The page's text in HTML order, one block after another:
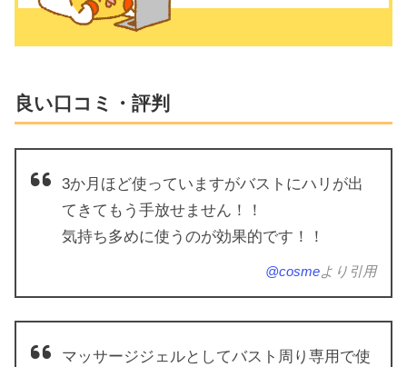
良い口コミ・評判
3か月ほど使っていますがバストにハリが出
てきてもう手放せません！！
気持ち多めに使うのが効果的です！！
@cosmeより引用
マッサージジェルとしてバスト周り専用で使